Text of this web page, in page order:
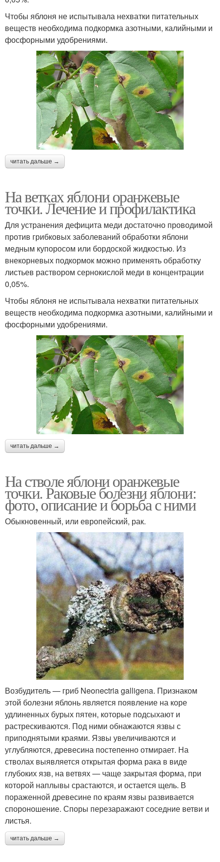
Чтобы яблоня не испытывала нехватки питательных
веществ необходима подкормка азотными, калийными и
фосфорными удобрениями.
читать дальше →
На ветках яблони оранжевые
точки. Лечение и профилактика
Для устранения дефицита меди достаточно проводимой
против грибковых заболеваний обработки яблони
медным купоросом или бордоской жидкостью. Из
внекорневых подкормок можно применять обработку
листьев раствором сернокислой меди в концентрации
0,05%.
Чтобы яблоня не испытывала нехватки питательных
веществ необходима подкормка азотными, калийными и
фосфорными удобрениями.
читать дальше →
На стволе яблони оранжевые
точки. Раковые болезни яблони:
фото, описание и борьба с ними
Обыкновенный, или европейский, рак.
Возбудитель — гриб Neonectria galligena. Признаком
этой болезни яблонь является появление на коре
удлиненных бурых пятен, которые подсыхают и
растрескиваются. Под ними обнажаются язвы с
приподнятыми краями. Язвы увеличиваются и
углубляются, древесина постепенно отмирает. На
стволах выявляется открытая форма рака в виде
глубоких язв, на ветвях — чаще закрытая форма, при
которой наплывы срастаются, и остается щель. В
пораженной древесине по краям язвы развивается
спороношение. Споры перезаражают соседние ветви и
листья.
читать дальше →